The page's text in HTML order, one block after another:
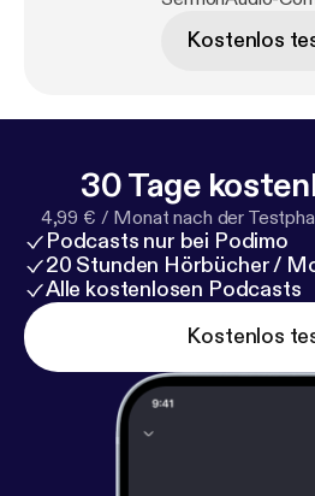
Kostenlos
30 Tage
4,99 € / Monat nach der
Podcasts nur bei Podimo
20 Stunden Hörbücher /
Alle kostenlosen Podcasts
Kostenlos